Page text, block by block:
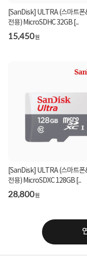
[SanDisk] ULTRA (스마트폰
전용) MicroSDHC 32GB [...
15,450원
[SanDisk] ULTRA (스마트폰
전용) MicroSDXC 128GB [...
28,800원